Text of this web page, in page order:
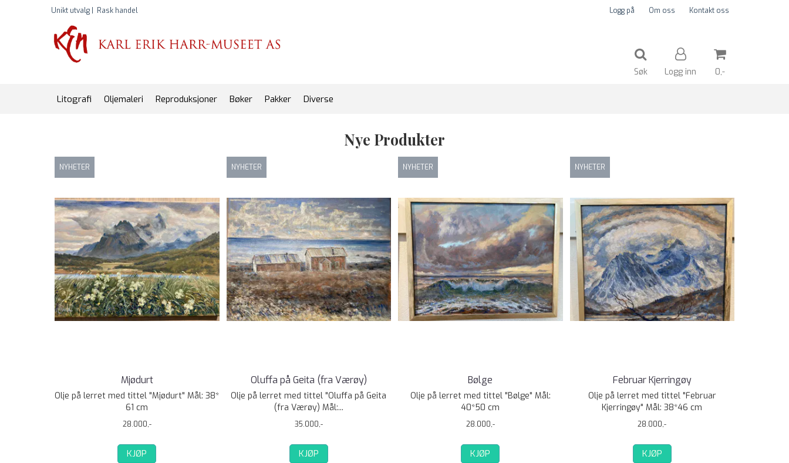
Unikt utvalg | Rask handel Logg på Om oss Kontakt oss
Søk Logg inn 0,-
Litografi Oljemaleri Reproduksjoner Bøker Pakker Diverse
Nye Produkter
NYHETER
Mjødurt
Olje på lerret med tittel "Mjødurt" Mål: 38*
61 cm
28.000,-
KJØP
NYHETER
Oluffa på Geita (fra Værøy)
Olje på lerret med tittel "Oluffa på Geita
(fra Værøy) Mål:...
35.000,-
KJØP
NYHETER
Bølge
Olje på lerret med tittel "Bølge" Mål:
40*50 cm
28.000,-
KJØP
NYHETER
Februar Kjerringøy
Olje på lerret med tittel "Februar
Kjerringøy" Mål: 38*46 cm
28.000,-
KJØP